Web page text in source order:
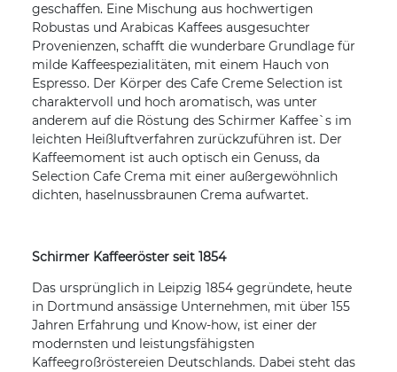
geschaffen. Eine Mischung aus hochwertigen
Robustas und Arabicas Kaffees ausgesuchter
Provenienzen, schafft die wunderbare Grundlage für
milde Kaffeespezialitäten, mit einem Hauch von
Espresso. Der Körper des Cafe Creme Selection ist
charaktervoll und hoch aromatisch, was unter
anderem auf die Röstung des Schirmer Kaffee`s im
leichten Heißluftverfahren zurückzuführen ist. Der
Kaffeemoment ist auch optisch ein Genuss, da
Selection Cafe Crema mit einer außergewöhnlich
dichten, haselnussbraunen Crema aufwartet.
Schirmer Kaffeeröster seit 1854
Das ursprünglich in Leipzig 1854 gegründete, heute
in Dortmund ansässige Unternehmen, mit über 155
Jahren Erfahrung und Know-how, ist einer der
modernsten und leistungsfähigsten
Kaffeegroßröstereien Deutschlands. Dabei steht das